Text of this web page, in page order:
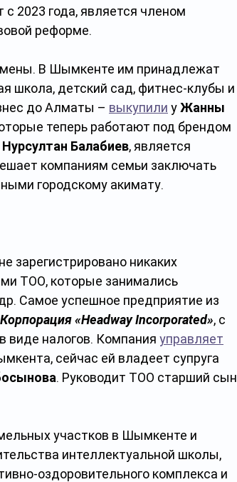
2023 года, является членом
реформе.
В Шымкенте им принадлежат
школа, детский сад, фитнес-клубы и
до Алматы – выкупили у Жанны
теперь работают под брендом
Нурсултан Балабиев, является
компаниям семьи заключать
городскому акимату.
зарегистрировано никаких
ТОО, которые занимались
Самое успешное предприятие из
«Headway Incorporated», с
в виде налогов. Компания управляет
сейчас ей владеет супруга
. Руководит ТОО старший сын
участков в Шымкенте и
интеллектуальной школы,
оздоровительного комплекса и